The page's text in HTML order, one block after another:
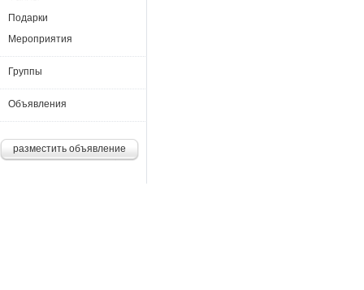
Подарки
Мероприятия
Группы
Объявления
разместить объявление